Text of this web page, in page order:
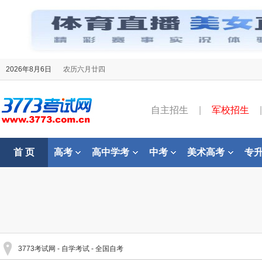
2026年8月6日 农历六月廿四
自主招生 军校招生
首 页 高考 高中学考 中考 美术高考 专
3773考试网 - 自学考试 - 全国自考